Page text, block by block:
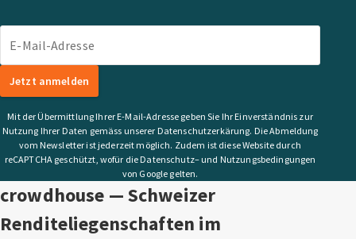
E-Mail-Adresse
Jetzt anmelden
Mit der Übermittlung Ihrer E-Mail-Adresse geben Sie Ihr Einverständnis zur
Nutzung Ihrer Daten gemäss unserer Datenschutzerkärung. Die Abmeldung
vom Newsletter ist jederzeit möglich. Zudem ist diese Website durch
reCAPTCHA geschützt, wofür die Datenschutz– und Nutzungsbedingungen
von Google gelten.
crowdhouse — Schweizer
Renditeliegenschaften im